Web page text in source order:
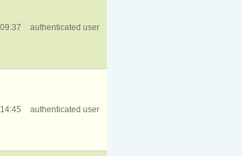
authenticated user
authenticated user